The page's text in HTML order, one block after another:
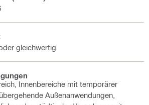
gleichwertig
Innenbereiche mit temporärer
Außenanwendungen,